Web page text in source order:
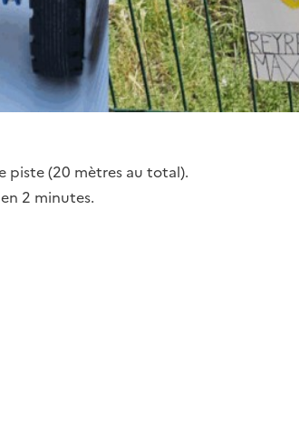
piste (20 mètres au total).
2 minutes.